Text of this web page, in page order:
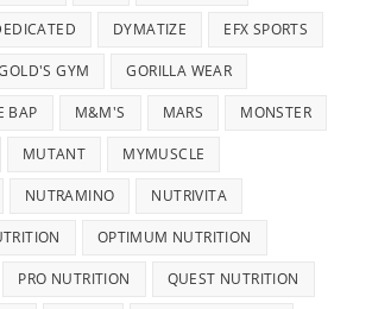
DYMATIZE EFX SPORTS
GYM GORILLA WEAR
BAP M&M'S MARS MONSTER
MUTANT MYMUSCLE
NUTRAMINO NUTRIVITA
OPTIMUM NUTRITION
PRO NUTRITION QUEST NUTRITION